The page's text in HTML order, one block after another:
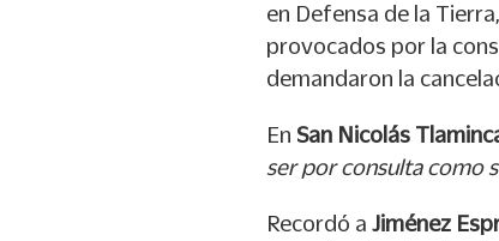
en Defensa de la
provocados por la
demandaron la
En San Nicolás
ser por consulta como
Recordó a Jiménez